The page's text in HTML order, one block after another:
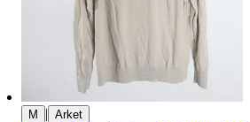
M | Arket